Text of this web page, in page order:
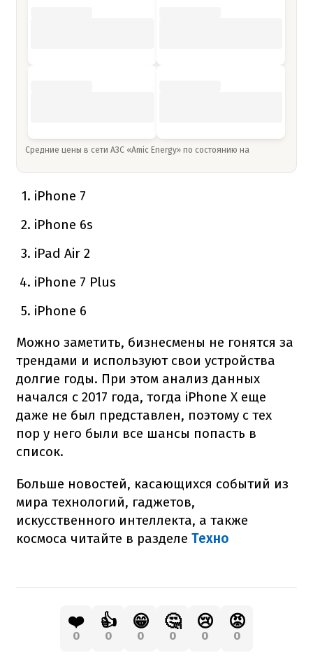
Средние цены в сети АЗС «Amic Energy» по состоянию на
iPhone 7
iPhone 6s
iPad Air 2
iPhone 7 Plus
iPhone 6
Можно заметить, бизнесмены не гонятся за
трендами и используют свои устройства
долгие годы. При этом анализ данных
начался с 2017 года, тогда iPhone X еще
даже не был представлен, поэтому с тех
пор у него были все шансы попасть в
список.
Больше новостей, касающихся событий из
мира технологий, гаджетов,
искусственного интеллекта, а также
космоса читайте в разделе Техно
❤️
0
👍
0
😁
0
🤔
0
😢
0
😡
0